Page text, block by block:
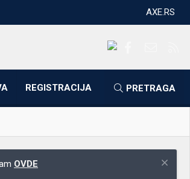
AXE.RS
REGISTRACIJA PRETRAGA
OVDE